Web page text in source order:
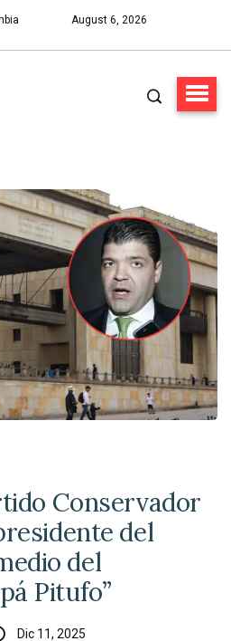
August 6, 2026
Conservador
del
del
Pitufo”
Dic 11, 2025